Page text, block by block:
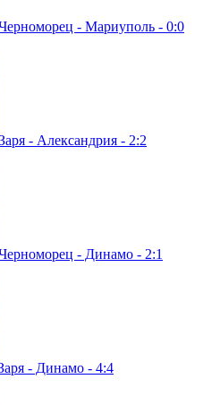
- Мариуполь - 0:0
- Александрия - 2:2
- Динамо - 2:1
- Динамо - 4:4